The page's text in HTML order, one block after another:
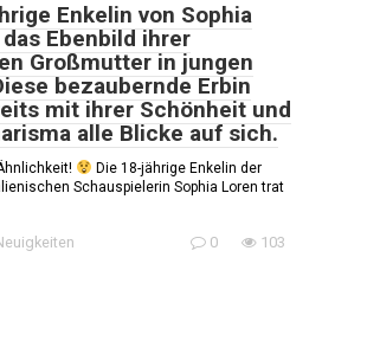
Enkelin von Sophia
Ebenbild ihrer
Großmutter in jungen
bezaubernde Erbin
mit ihrer Schönheit und
alle Blicke auf sich.
Die 18-jährige Enkelin der
Schauspielerin Sophia Loren trat
0 103